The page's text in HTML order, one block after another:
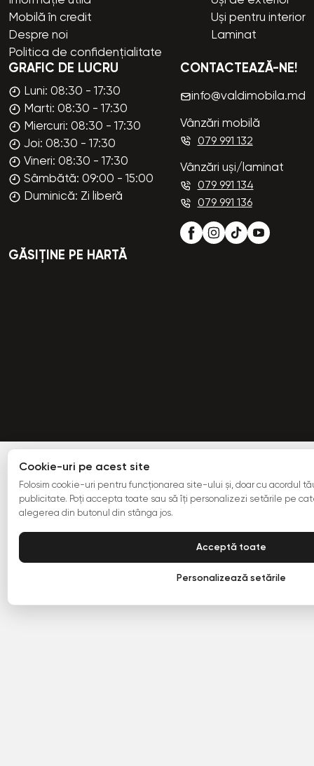
Mobilă în credit
Despre noi
Politica de confidențialitate
Uși pentru interior
Laminat
GRAFIC DE LUCRU
Luni: 08:30 - 17:30
Marti: 08:30 - 17:30
Miercuri: 08:30 - 17:30
Joi: 08:30 - 17:30
Vineri: 08:30 - 17:30
Sâmbătă: 09:00 - 15:00
Duminică: Zi liberă
CONTACTEAZĂ-NE!
info@valdimobila.md
Vânzări mobilă
079 991 132
Vânzări uși/laminat
079 991 134
079 991 136
GĂSIȚINE PE HARTĂ
Cookie-uri pe acest site
Folosim cookie-uri pentru funcționarea site-ului și, doar cu acordul
publicitate. Poți accepta toate sau să îți personalizezi setările pe
alegerea din butonul din stânga jos.
Acceptă toate
Personalizează setările